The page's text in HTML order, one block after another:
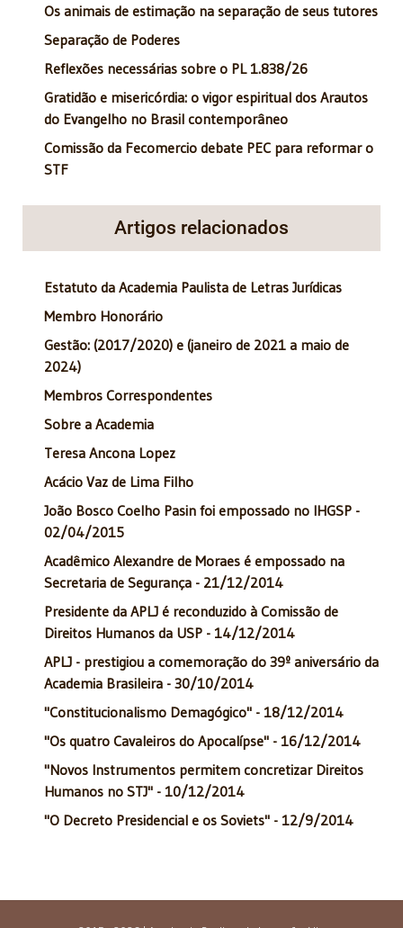
Os animais de estimação na separação de seus tutores
Separação de Poderes
Reflexões necessárias sobre o PL 1.838/26
Gratidão e misericórdia: o vigor espiritual dos Arautos
do Evangelho no Brasil contemporâneo
Comissão da Fecomercio debate PEC para reformar o
STF
Artigos relacionados
Estatuto da Academia Paulista de Letras Jurídicas
Membro Honorário
Gestão: (2017/2020) e (janeiro de 2021 a maio de
2024)
Membros Correspondentes
Sobre a Academia
Teresa Ancona Lopez
Acácio Vaz de Lima Filho
João Bosco Coelho Pasin foi empossado no IHGSP -
02/04/2015
Acadêmico Alexandre de Moraes é empossado na
Secretaria de Segurança - 21/12/2014
Presidente da APLJ é reconduzido à Comissão de
Direitos Humanos da USP - 14/12/2014
APLJ - prestigiou a comemoração do 39º aniversário da
Academia Brasileira - 30/10/2014
"Constitucionalismo Demagógico" - 18/12/2014
"Os quatro Cavaleiros do Apocalípse" - 16/12/2014
"Novos Instrumentos permitem concretizar Direitos
Humanos no STJ" - 10/12/2014
"O Decreto Presidencial e os Soviets" - 12/9/2014